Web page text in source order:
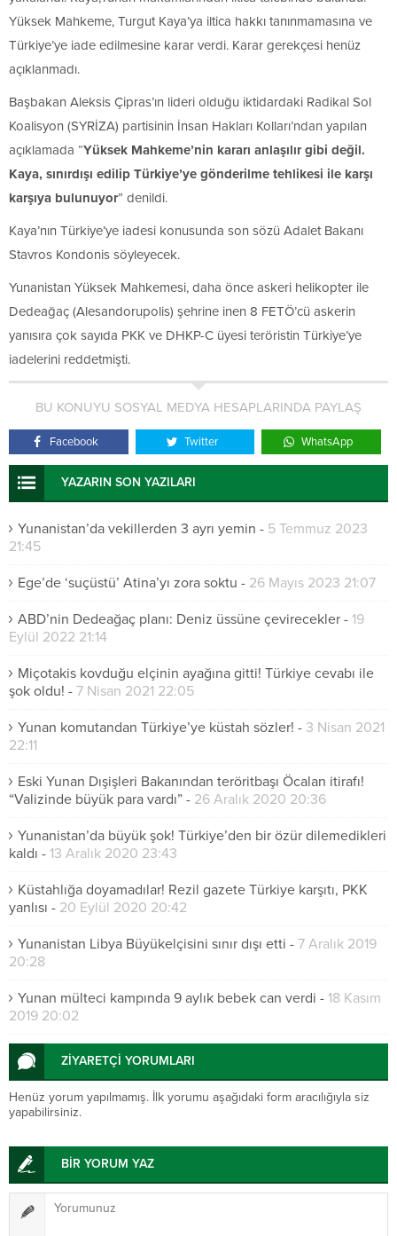
Yüksek Mahkeme, Turgut Kaya’ya iltica hakkı tanınmamasına ve
Türkiye’ye iade edilmesine karar verdi. Karar gerekçesi henüz
açıklanmadı.
Başbakan Aleksis Çipras’ın lideri olduğu iktidardaki Radikal Sol
Koalisyon (SYRİZA) partisinin İnsan Hakları Kolları’ndan yapılan
açıklamada “Yüksek Mahkeme’nin kararı anlaşılır gibi değil.
Kaya, sınırdışı edilip Türkiye’ye gönderilme tehlikesi ile karşı
karşıya bulunuyor” denildi.
Kaya’nın Türkiye’ye iadesi konusunda son sözü Adalet Bakanı
Stavros Kondonis söyleyecek.
Yunanistan Yüksek Mahkemesi, daha önce askeri helikopter ile
Dedeağaç (Alesandorupolis) şehrine inen 8 FETÖ’cü askerin
yanısıra çok sayıda PKK ve DHKP-C üyesi teröristin Türkiye’ye
iadelerini reddetmişti.
BU KONUYU SOSYAL MEDYA HESAPLARINDA PAYLAŞ
Facebook Twitter WhatsApp
YAZARIN SON YAZILARI
Yunanistan’da vekillerden 3 ayrı yemin - 5 Temmuz 2023
21:45
Ege’de ‘suçüstü’ Atina’yı zora soktu - 26 Mayıs 2023 21:07
ABD’nin Dedeağaç planı: Deniz üssüne çevirecekler - 19
Eylül 2022 21:14
Miçotakis kovduğu elçinin ayağına gitti! Türkiye cevabı ile
şok oldu! - 7 Nisan 2021 22:05
Yunan komutandan Türkiye’ye küstah sözler! - 3 Nisan 2021
22:11
Eski Yunan Dışişleri Bakanından teröritbaşı Öcalan itirafı!
“Valizinde büyük para vardı” - 26 Aralık 2020 20:36
Yunanistan’da büyük şok! Türkiye’den bir özür dilemedikleri
kaldı - 13 Aralık 2020 23:43
Küstahlığa doyamadılar! Rezil gazete Türkiye karşıtı, PKK
yanlısı - 20 Eylül 2020 20:42
Yunanistan Libya Büyükelçisini sınır dışı etti - 7 Aralık 2019
20:28
Yunan mülteci kampında 9 aylık bebek can verdi - 18 Kasım
2019 20:02
ZİYARETÇİ YORUMLARI
Henüz yorum yapılmamış. İlk yorumu aşağıdaki form aracılığıyla siz
yapabilirsiniz.
BİR YORUM YAZ